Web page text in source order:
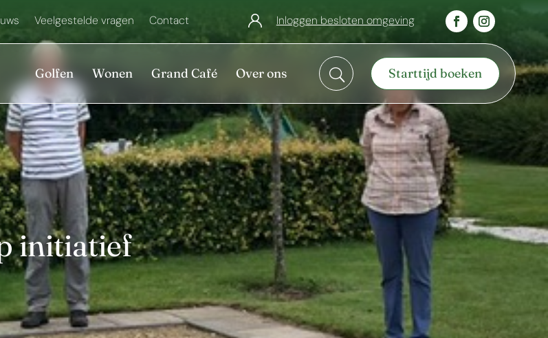
Veelgestelde vragen Contact Inloggen besloten omgeving
Golfen Wonen Grand Café Over ons U Starttijd boeken
initiatief